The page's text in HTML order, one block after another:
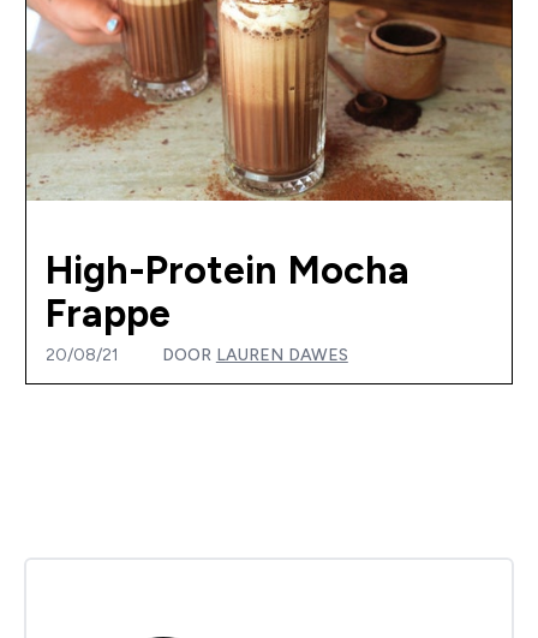
High-Protein Mocha
Frappe
20/08/21 DOOR LAUREN DAWES